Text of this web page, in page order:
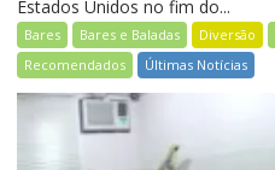
Estados Unidos no fim do...
Bares Bares e Baladas Diversão
Recomendados
Últimas Notícias